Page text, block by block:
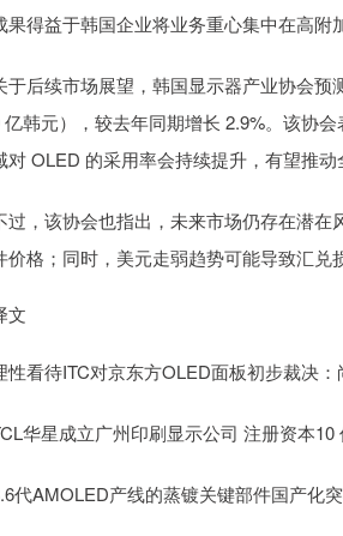
果得益于韩国企业将业务重心集中在高附
于后续市场展望，韩国显示器产业协会预
亿韩元），较去年同期增长 2.9%。该协
对 OLED 的采用率会持续提升，有望推动
过，该协会也指出，未来市场仍存在潜
价格；同时，美元走弱趋势可能导致汇兑
文
性看待ITC对京东方OLED面板初步裁决
华星成立广州印刷显示公司 注册资本10
代AMOLED产线的蒸镀关键部件国产化